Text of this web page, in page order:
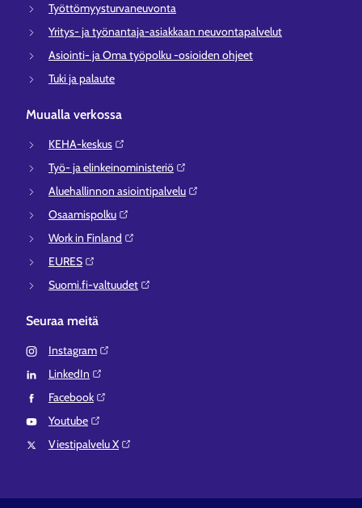
Työttömyysturvaneuvonta
Yritys- ja työnantaja-asiakkaan neuvontapalvelut
Asiointi- ja Oma työpolku -osioiden ohjeet
Tuki ja palaute
Muualla verkossa
KEHA-keskus⁠
Työ- ja elinkeinoministeriö⁠
Aluehallinnon asiointipalvelu⁠
Osaamispolku⁠
Work in Finland⁠
EURES⁠
Suomi.fi-valtuudet⁠
Seuraa meitä
Instagram⁠
LinkedIn⁠
Facebook⁠
Youtube⁠
Viestipalvelu X⁠